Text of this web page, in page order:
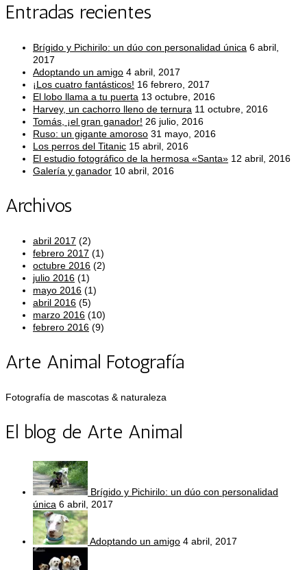
Entradas recientes
Brígido y Pichirilo: un dúo con personalidad única 6 abril,
2017
Adoptando un amigo 4 abril, 2017
¡Los cuatro fantásticos! 16 febrero, 2017
El lobo llama a tu puerta 13 octubre, 2016
Harvey, un cachorro lleno de ternura 11 octubre, 2016
Tomás, ¡el gran ganador! 26 julio, 2016
Ruso: un gigante amoroso 31 mayo, 2016
Los perros del Titanic 15 abril, 2016
El estudio fotográfico de la hermosa «Santa» 12 abril, 2016
Galería y ganador 10 abril, 2016
Archivos
abril 2017 (2)
febrero 2017 (1)
octubre 2016 (2)
julio 2016 (1)
mayo 2016 (1)
abril 2016 (5)
marzo 2016 (10)
febrero 2016 (9)
Arte Animal Fotografía
Fotografía de mascotas & naturaleza
El blog de Arte Animal
Brígido y Pichirilo: un dúo con personalidad
única 6 abril, 2017
Adoptando un amigo 4 abril, 2017